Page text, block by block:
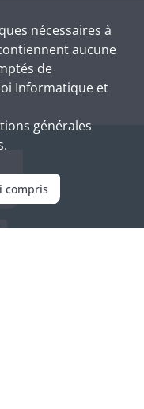
nécessaires à
aucune
de
Informatique et
générales
compris